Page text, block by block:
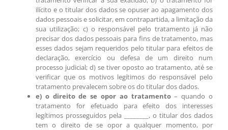
ilícito e o titular dos dados se opuser ao apagamento dos
dados pessoais e solicitar, em contrapartida, a limitação da
sua utilização; c) o responsável pelo tratamento já não
precisar dos dados pessoais para fins de tratamento, mas
esses dados sejam requeridos pelo titular para efeitos de
declaração, exercício ou defesa de um direito num
processo judicial; d) se tiver oposto ao tratamento, até se
verificar que os motivos legítimos do responsável pelo
tratamento prevalecem sobre os do titular dos dados.
e) o direito de se opor ao tratamento– quando o
tratamento for efetuado para efeito dos interesses
legítimos prosseguidos pela ________, o titular dos dados
tem o direito de se opor a qualquer momento, por